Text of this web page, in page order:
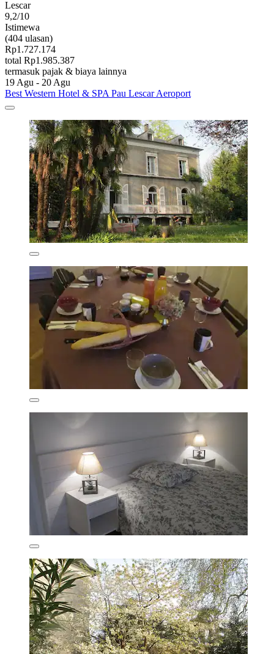
Lescar
9,2/10
Istimewa
(404 ulasan)
Rp1.727.174
total Rp1.985.387
termasuk pajak & biaya lainnya
19 Agu - 20 Agu
Best Western Hotel & SPA Pau Lescar Aeroport